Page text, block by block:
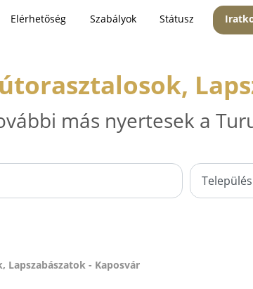
Elérhetőség Szabályok Státusz
más nyertesek a
Lapszabászatok - Kaposvár